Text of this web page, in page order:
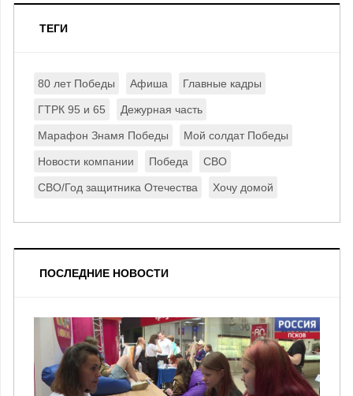
ТЕГИ
80 лет Победы Афиша Главные кадры
ГТРК 95 и 65 Дежурная часть
Марафон Знамя Победы Мой солдат Победы
Новости компании Победа СВО
СВО/Год защитника Отечества Хочу домой
ПОСЛЕДНИЕ НОВОСТИ